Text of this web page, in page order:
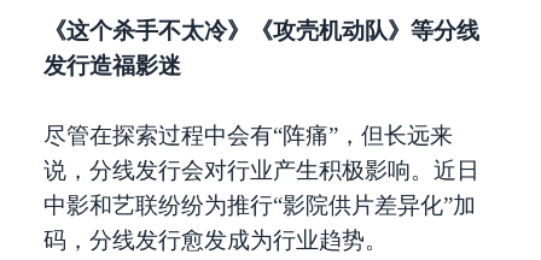
《这个杀手不太冷》《攻壳机动队》等分线
发行造福影迷
尽管在探索过程中会有“阵痛”，但长远来
说，分线发行会对行业产生积极影响。近日
中影和艺联纷纷为推行“影院供片差异化”加
码，分线发行愈发成为行业趋势。